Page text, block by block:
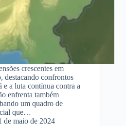
crescentes em
destacando confrontos
e a luta contínua contra a
enfrenta também
um quadro de
que…
de maio de 2024